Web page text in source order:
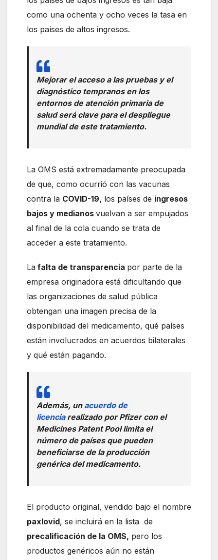
como una ochenta y ocho veces la tasa en
los países de altos ingresos.
Mejorar el acceso a las pruebas y el
diagnóstico tempranos en los
entornos de atención primaria de
salud será clave para el despliegue
mundial de este tratamiento.
La OMS está extremadamente preocupada
de que, como ocurrió con las vacunas
contra la COVID-19, los países de ingresos
bajos y medianos vuelvan a ser empujados
al final de la cola cuando se trata de
acceder a este tratamiento.
La falta de transparencia por parte de la
empresa originadora está dificultando que
las organizaciones de salud pública
obtengan una imagen precisa de la
disponibilidad del medicamento, qué países
están involucrados en acuerdos bilaterales
y qué están pagando.
Además, un acuerdo de
licenciarealizado por Pfizer con el
Medicines Patent Pool limita el
número de países que pueden
beneficiarse de la producción
genérica del medicamento.
El producto original, vendido bajo el nombre
paxlovid, se incluirá en la lista de
precalificación de la OMS, pero los
productos genéricos aún no están